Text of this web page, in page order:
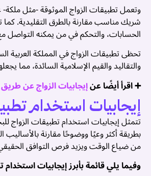
وتعمل تطبيقات الزواج الموثوقة -مثل
شريك مناسب مقارنة بالطرق التقليدية.
الحسابات، والتحكم في من يمكنه التواصل
تحظى تطبيقات الزواج في المملكة العربية
والتقاليد والقيم الإسلامية السائدة، مما
➕ اقرأ أيضًا عنإيجابيات الزواج عن
إيجابيات استخدام
تتمثل إيجابيات استخدام تطبيقات
بطريقة أكثر وعيًا ووضوحًا مقارنة
من ضياع الوقت ويزيد فرص التوافق
وفيما يلي قائمة بأبرز إيجابيات